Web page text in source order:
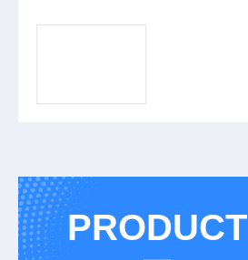
PRODUCT